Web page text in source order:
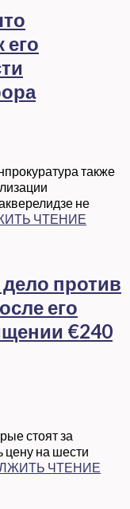
его
также
не
ЧТЕНИЕ
против
его
€240
стоят за
на шести
ЧТЕНИЕ